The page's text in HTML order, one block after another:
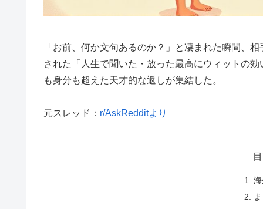
「お前、何か文句あるのか？」と凄まれた瞬間、
された「人生で聞いた・放った最高にウィットの
も身分も超えた天才的な返しが集結した。
元スレッド： r/AskRedditより